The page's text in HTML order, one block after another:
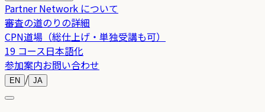
Partner Network について
審査の道のりの詳細
CPN道場（総仕上げ・単独受講も可）
19 コース日本語化
参加案内お問い合わせ
EN / JA